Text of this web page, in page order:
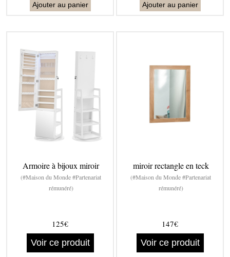
Ajouter au panier Ajouter au panier
Armoire à bijoux miroir
(#Maison du Monde #Partenariat
rémunéré)
125€
Voir ce produit
miroir rectangle en teck
(#Maison du Monde #Partenariat
rémunéré)
147€
Voir ce produit